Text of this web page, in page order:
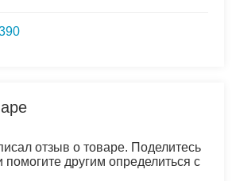
отзыв о товаре. Поделитесь
другим определиться с